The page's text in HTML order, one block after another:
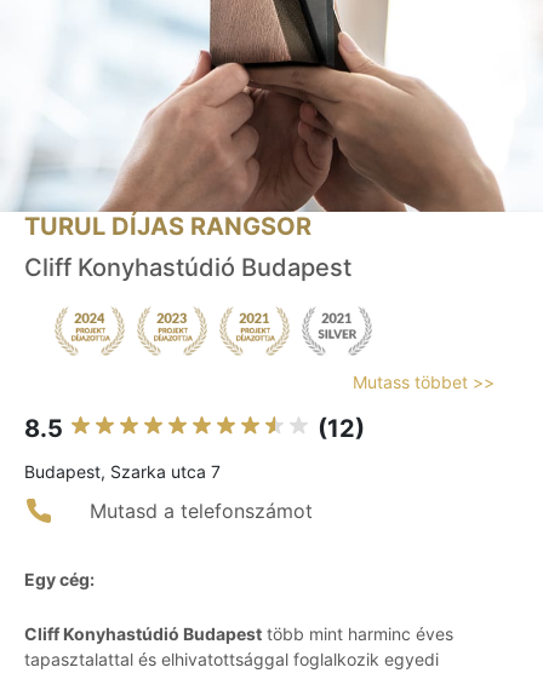
TURUL DÍJAS RANGSOR
Cliff Konyhastúdió Budapest
Mutass többet >>
8.5 (12)
Budapest, Szarka utca 7
Mutasd a telefonszámot
Egy cég:
Cliff Konyhastúdió Budapest több mint harminc éves
tapasztalattal és elhivatottsággal foglalkozik egyedi